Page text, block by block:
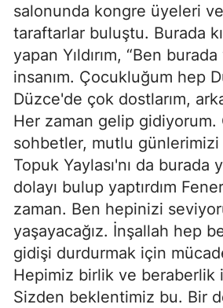
salonunda kongre üyeleri
taraftarlar buluştu. Burada
yapan Yıldırım, “Ben
insanım. Çocukluğum hep
Düzce'de çok dostlarım,
Her zaman gelip gidiyorum.
sohbetler, mutlu günlerimizi
Topuk Yaylası'nı da burada
dolayı bulup yaptırdım
zaman. Ben hepinizi
yaşayacağız. İnşallah hep
gidişi durdurmak için
Hepimiz birlik ve beraberlik
Sizden beklentimiz bu. Bir